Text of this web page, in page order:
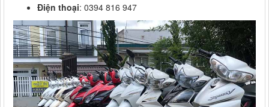
Điện thoại: 0394 816 947